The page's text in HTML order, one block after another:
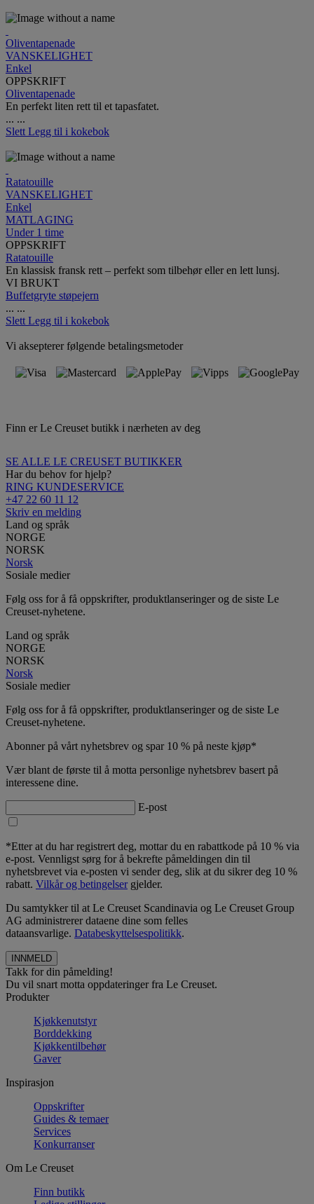
Oliventapenade
VANSKELIGHET
Enkel
OPPSKRIFT
Oliventapenade
En perfekt liten rett til et tapasfatet.
... ...
Slett Legg til i kokebok
Ratatouille
VANSKELIGHET
Enkel
MATLAGING
Under 1 time
OPPSKRIFT
Ratatouille
En klassisk fransk rett – perfekt som tilbehør eller en lett lunsj.
VI BRUKT
Buffetgryte støpejern
... ...
Slett Legg til i kokebok
Vi aksepterer følgende betalingsmetoder
Finn er Le Creuset butikk i nærheten av deg
SE ALLE LE CREUSET BUTIKKER
Har du behov for hjelp?
RING KUNDESERVICE
+47 22 60 11 12
Skriv en melding
Land og språk
NORGE
NORSK
Norsk
Sosiale medier
Følg oss for å få oppskrifter, produktlanseringer og de siste Le
Creuset-nyhetene.
Land og språk
NORGE
NORSK
Norsk
Sosiale medier
Følg oss for å få oppskrifter, produktlanseringer og de siste Le
Creuset-nyhetene.
Abonner på vårt nyhetsbrev og spar 10 % på neste kjøp*
Vær blant de første til å motta personlige nyhetsbrev basert på
interessene dine.
E-post
*Etter at du har registrert deg, mottar du en rabattkode på 10 % via
e-post. Vennligst sørg for å bekrefte påmeldingen din til
nyhetsbrevet via e-posten vi sender deg, slik at du sikrer deg 10 %
rabatt. Vilkår og betingelsergjelder.
Du samtykker til at Le Creuset Scandinavia og Le Creuset Group
AG administrerer dataene dine som felles
dataansvarlige. Databeskyttelsespolitikk.
Takk for din påmelding!
Du vil snart motta oppdateringer fra Le Creuset.
Produkter
Kjøkkenutstyr
Borddekking
Kjøkkentilbehør
Gaver
Inspirasjon
Oppskrifter
Guides & temaer
Services
Konkurranser
Om Le Creuset
Finn butikk